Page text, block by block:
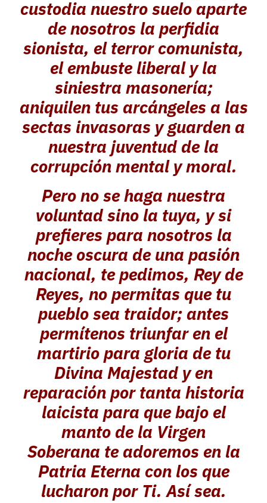
custodia nuestro suelo aparte
de nosotros la perfidia
sionista, el terror comunista,
el embuste liberal y la
siniestra masonería;
aniquilen tus arcángeles a las
sectas invasoras y guarden a
nuestra juventud de la
corrupción mental y moral.
Pero no se haga nuestra
voluntad sino la tuya, y si
prefieres para nosotros la
noche oscura de una pasión
nacional, te pedimos, Rey de
Reyes, no permitas que tu
pueblo sea traidor; antes
permítenos triunfar en el
martirio para gloria de tu
Divina Majestad y en
reparación por tanta historia
laicista para que bajo el
manto de la Virgen
Soberana te adoremos en la
Patria Eterna con los que
lucharon por Ti. Así sea.